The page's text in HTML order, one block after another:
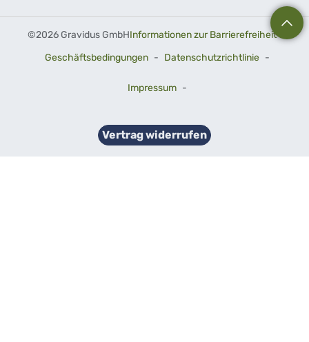
©2026 Gravidus GmbHInformationen zur Barrierefreiheit-
Geschäftsbedingungen - Datenschutzrichtlinie -
Impressum -
Vertrag widerrufen